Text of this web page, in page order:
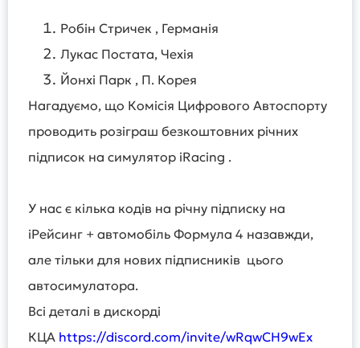
Робін Стричек , Германія
Лукас Постата, Чехія
Йонхі Парк , П. Корея
Нагадуємо, що Комісія Цифрового Автоспорту
проводить розіграш безкоштовних річних
підписок на симулятор iRacing .
У нас є кілька кодів на річну підписку на
іРейсинг + автомобіль Формула 4 назавжди,
але тільки для нових підписників цього
автосимулатора.
Всі деталі в дискорді
КЦА https://discord.com/invite/wRqwCH9wEx